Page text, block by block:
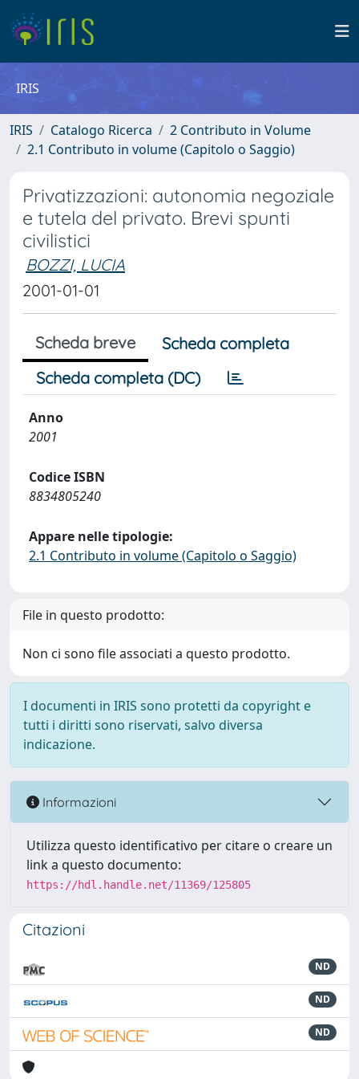
IRIS
IRIS Catalogo Ricerca
2 Contributo in Volume
2.1 Contributo in volume (Capitolo o Saggio)
Privatizzazioni: autonomia negoziale
e tutela del privato. Brevi spunti
civilistici
BOZZI, LUCIA
2001-01-01
Scheda breve
Scheda completa
Scheda completa (DC)
Anno
2001
Codice ISBN
8834805240
Appare nelle tipologie:
2.1 Contributo in volume (Capitolo o Saggio)
File in questo prodotto:
Non ci sono file associati a questo prodotto.
I documenti in IRIS sono protetti da copyright e
tutti i diritti sono riservati, salvo diversa
indicazione.
Informazioni
Utilizza questo identificativo per citare o creare un
link a questo documento:
https://hdl.handle.net/11369/125805
Citazioni
ND
ND
ND